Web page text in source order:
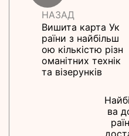
НАЗАД
Вишита карта Ук
раїни з найбільш
ою кількістю різн
оманітних технік
та візерунків
ва